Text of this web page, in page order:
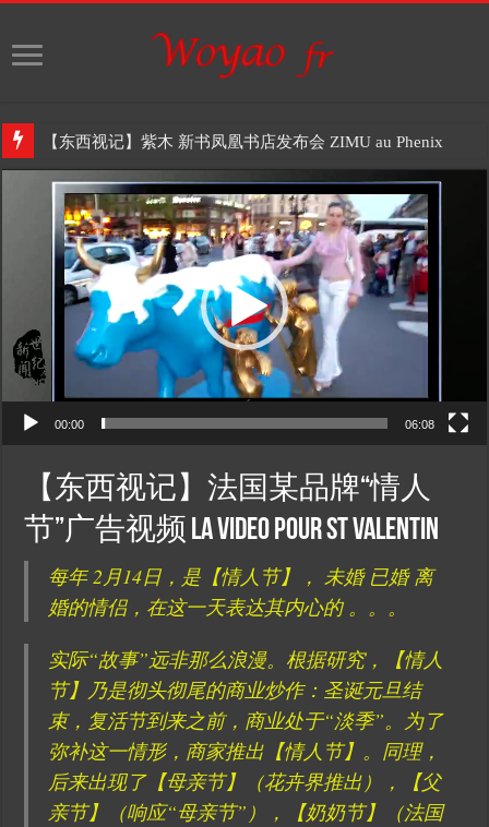
【东西视记】紫木 新书凤凰书店发布会 ZIMU au Phenix
00:00 06:08
【东西视记】法国某品牌“情人
节”广告视频 La video pour St Valentin
每年 2月14日，是【情人节】， 未婚 已婚 离
婚的情侣，在这一天表达其内心的 。。。
实际“故事”远非那么浪漫。根据研究，【情人
节】乃是彻头彻尾的商业炒作：圣诞元旦结
束，复活节到来之前，商业处于“淡季”。为了
弥补这一情形，商家推出【情人节】。同理，
后来出现了【母亲节】（花卉界推出），【父
亲节】（响应“母亲节”），【奶奶节】（法国